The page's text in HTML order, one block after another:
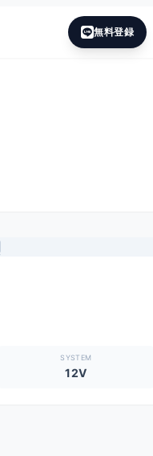
無料登録
SYSTEM
12V